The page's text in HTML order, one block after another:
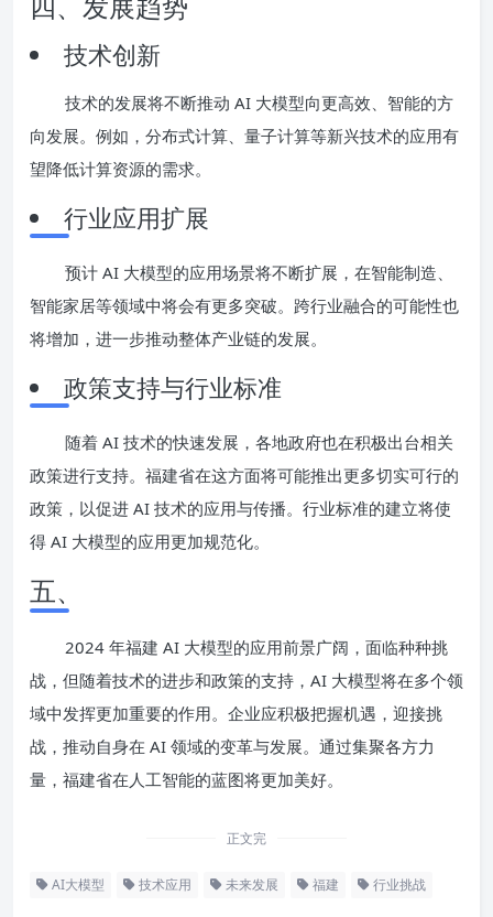
技术创新
技术的发展将不断推动 AI 大模型向更高效、智能的方
向发展。例如，分布式计算、量子计算等新兴技术的应用有
望降低计算资源的需求。
行业应用扩展
预计 AI 大模型的应用场景将不断扩展，在智能制造、
智能家居等领域中将会有更多突破。跨行业融合的可能性也
将增加，进一步推动整体产业链的发展。
政策支持与行业标准
随着 AI 技术的快速发展，各地政府也在积极出台相关
政策进行支持。福建省在这方面将可能推出更多切实可行的
政策，以促进 AI 技术的应用与传播。行业标准的建立将使
得 AI 大模型的应用更加规范化。
五、
2024 年福建 AI 大模型的应用前景广阔，面临种种挑
战，但随着技术的进步和政策的支持，AI 大模型将在多个领
域中发挥更加重要的作用。企业应积极把握机遇，迎接挑
战，推动自身在 AI 领域的变革与发展。通过集聚各方力
量，福建省在人工智能的蓝图将更加美好。
正文完
AI大模型 技术应用 未来发展 福建 行业挑战